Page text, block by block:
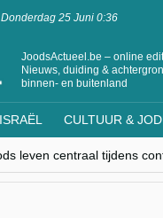
Donderdag 25 Juni 0:36
JoodsActueel.be – online
Nieuws, duiding &
binnen- en buitenland
ISRAËL CULTUUR &
leven centraal tijdens
Westen minderheden
van Oost-Europa